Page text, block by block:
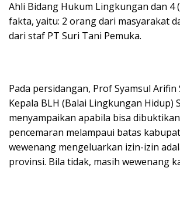
Ahli Bidang Hukum Lingkungan dan 4
fakta, yaitu: 2 orang dari masyarakat
dari staf PT Suri Tani Pemuka.
Pada persidangan, Prof Syamsul Arifin
Kepala BLH (Balai Lingkungan Hidup)
menyampaikan apabila bisa
pencemaran melampaui batas
wewenang mengeluarkan izin-izin
provinsi. Bila tidak, masih wewenang